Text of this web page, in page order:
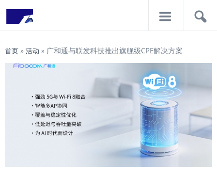
首页 » 活动 » 广和通与联发科技推出旗舰级CPE解决方案